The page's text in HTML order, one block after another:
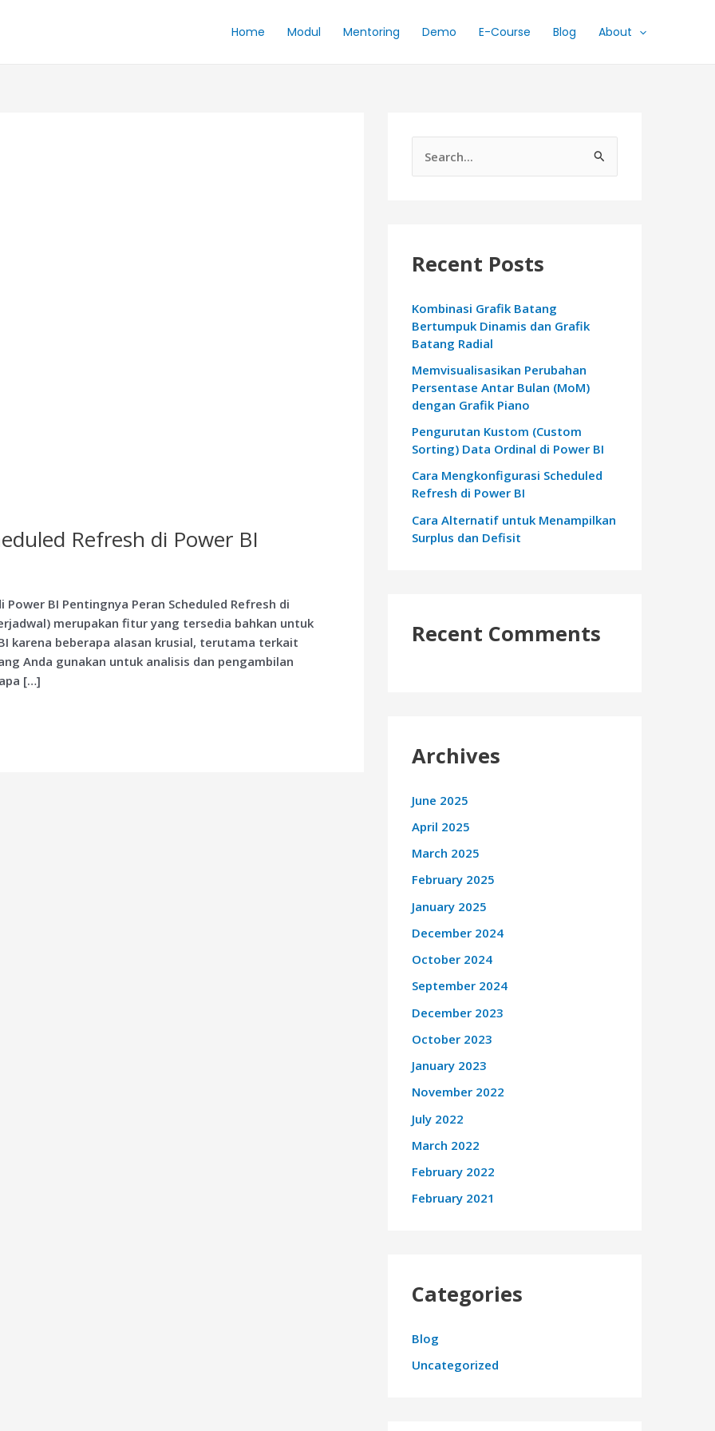
Home Modul Mentoring Demo E-Course Blog About
Refresh di Power BI
BI Pentingnya Peran Scheduled Refresh di
merupakan fitur yang tersedia bahkan untuk
karena beberapa alasan krusial, terutama terkait
Anda gunakan untuk analisis dan pengambilan
[…]
c
f
o
r
:
Recent Posts
Kombinasi Grafik Batang
Bertumpuk Dinamis dan Grafik
Batang Radial
Memvisualisasikan Perubahan
Persentase Antar Bulan (MoM)
dengan Grafik Piano
Pengurutan Kustom (Custom
Sorting) Data Ordinal di Power BI
Cara Mengkonfigurasi Scheduled
Refresh di Power BI
Cara Alternatif untuk Menampilkan
Surplus dan Defisit
Recent Comments
Archives
June 2025
April 2025
March 2025
February 2025
January 2025
December 2024
October 2024
September 2024
December 2023
October 2023
January 2023
November 2022
July 2022
March 2022
February 2022
February 2021
Categories
Blog
Uncategorized